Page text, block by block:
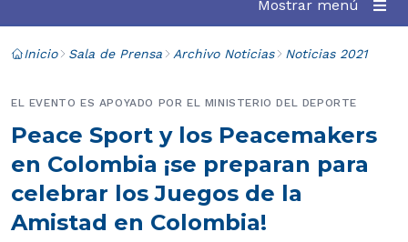
Mostrar menú
Inicio Sala de Prensa Archivo Noticias Noticias 2021
Peace Sport y los Peacemakers
en Colombia ¡se preparan para
celebrar los Juegos de la
Amistad en Colombia!
EL EVENTO ES APOYADO POR EL MINISTERIO DEL DEPORTE